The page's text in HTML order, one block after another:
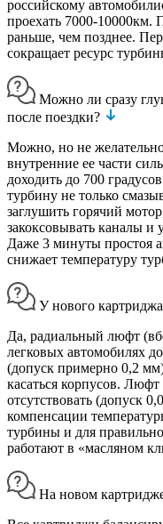
российскому
проехать 7000-10000км.
раньше, чем позднее.
сокращает ресурс
Можно ли сразу
после поездки?
Можно, но не
внутренние ее части
доходить до 700
турбину не только
заглушить горячий
закоксовывать каналы и
Даже 3 минуты простоя
снижает температуру
У нового
Да, радиальный люфт
легковых автомобилях
(допуск примерно 0,2
касаться корпусов.
отсутствовать (допуск
компенсации
турбины и для
работают в «масляном
На новом